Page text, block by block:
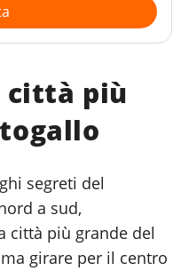
città più
segreti del
a sud,
città più grande del
girare per il centro